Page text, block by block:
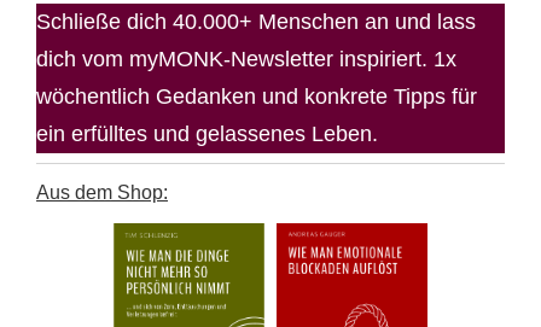
Schließe dich 40.000+ Menschen an und lass
dich vom myMONK-Newsletter inspiriert. 1x
wöchentlich Gedanken und konkrete Tipps für
ein erfülltes und gelassenes Leben.
Aus dem Shop: